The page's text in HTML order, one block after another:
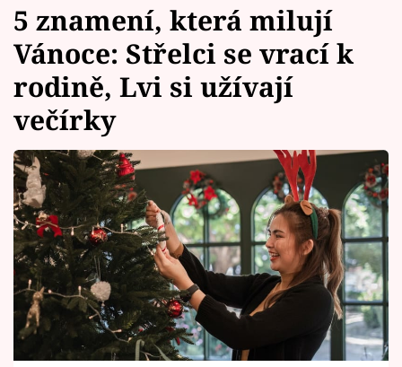
Témata
Celebrity
Vztahy
Seriály
Horoskopy
Sledujte prima+
Filmový festival Karlovy Vary
5 znamení, která milují
Vánoce: Střelci se vrací k
rodině, Lvi si užívají
večírky